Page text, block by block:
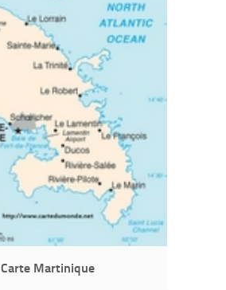
Carte Martinique